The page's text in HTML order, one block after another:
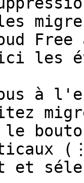
les
les
à
le
et